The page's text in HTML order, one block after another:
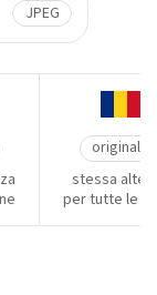
JPEG
originale
stessa
per tutte le